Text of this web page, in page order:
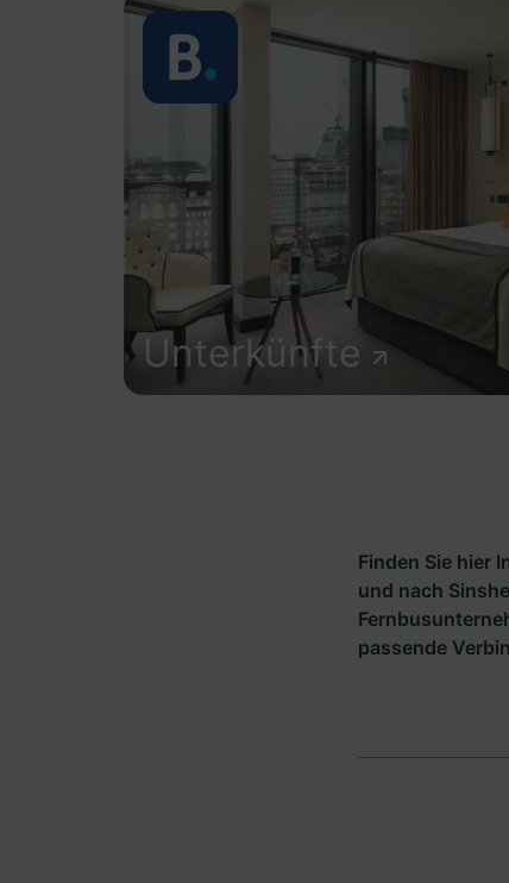
Unterkünfte
Finden Sie hier
und nach
passende